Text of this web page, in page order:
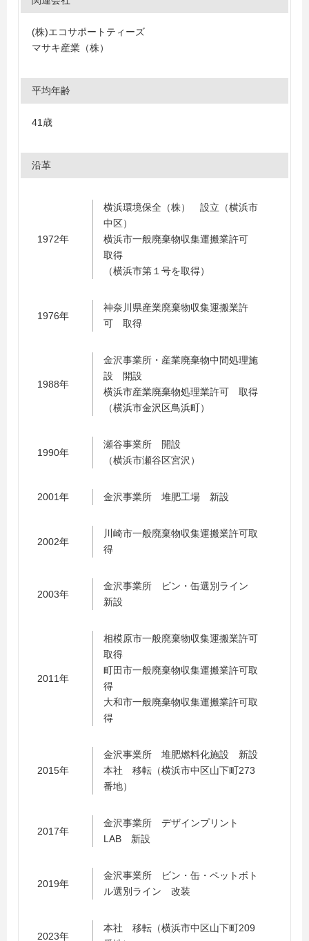
(株)エコサポートティーズ
マサキ産業（株）
平均年齢
41歳
沿革
1972年
横浜環境保全（株） 設立（横浜市
中区）
横浜市一般廃棄物収集運搬業許可
取得
（横浜市第１号を取得）
1976年
神奈川県産業廃棄物収集運搬業許
可 取得
1988年
金沢事業所・産業廃棄物中間処理施
設 開設
横浜市産業廃棄物処理業許可 取得
（横浜市金沢区鳥浜町）
1990年
瀬谷事業所 開設
（横浜市瀬谷区宮沢）
2001年 金沢事業所 堆肥工場 新設
2002年
川崎市一般廃棄物収集運搬業許可取
得
2003年
金沢事業所 ビン・缶選別ライン
新設
2011年
相模原市一般廃棄物収集運搬業許可
取得
町田市一般廃棄物収集運搬業許可取
得
大和市一般廃棄物収集運搬業許可取
得
2015年
金沢事業所 堆肥燃料化施設 新設
本社 移転（横浜市中区山下町273
番地）
2017年
金沢事業所 デザインプリント
LAB 新設
2019年
金沢事業所 ビン・缶・ペットボト
ル選別ライン 改装
2023年
本社 移転（横浜市中区山下町209